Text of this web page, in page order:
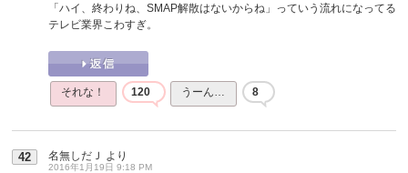
「ハイ、終わりね、SMAP解散はないからね」っていう流れになってる
テレビ業界こわすぎ。
それな！ 120 うーん… 8
42 名無しだＪ より
2016年1月19日 9:18 PM